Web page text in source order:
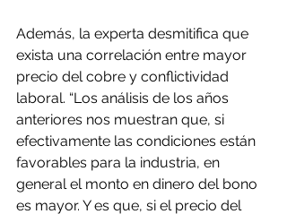
Además, la experta desmitifica que
exista una correlación entre mayor
precio del cobre y conflictividad
laboral. “Los análisis de los años
anteriores nos muestran que, si
efectivamente las condiciones están
favorables para la industria, en
general el monto en dinero del bono
es mayor. Y es que, si el precio del